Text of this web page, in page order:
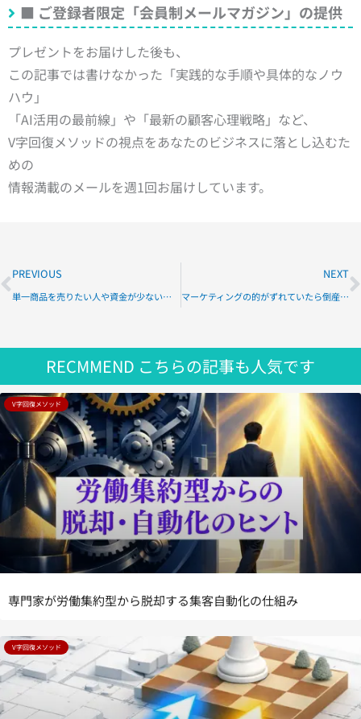
■ ご登録者限定「会員制メールマガジン」の提供
プレゼントをお届けした後も、
この記事では書けなかった「実践的な手順や具体的なノウ
ハウ」
「AI活用の最前線」や「最新の顧客心理戦略」など、
V字回復メソッドの視点をあなたのビジネスに落とし込むた
めの
情報満載のメールを週1回お届けしています。
PREVIOUS
単一商品を売りたい人や資金が少ない人にもお勧めの広告とチェック項目
NEXT
マーケティングの的がずれていたら倒産！『動線』を『導線』にできる活きた知識が必要
RECMMEND こちらの記事も人気です
V字回復メソッド
専門家が労働集約型から脱却する集客自動化の仕組み
V字回復メソッド